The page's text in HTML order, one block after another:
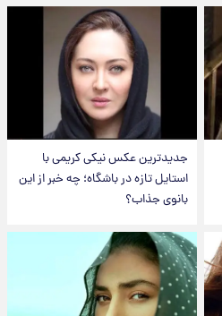
جدیدترین عکس نیکی کریمی با
استایل تازه در باشگاه؛ چه خبر از این
بانوی جذاب؟